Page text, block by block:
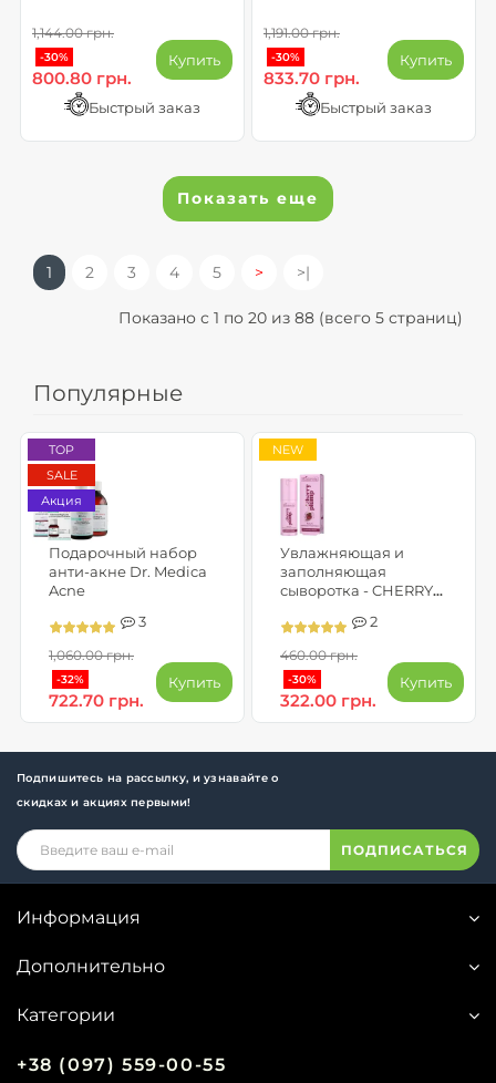
1,144.00 грн.
-30%
800.80 грн.
Купить
Быстрый заказ
1,191.00 грн.
-30%
833.70 грн.
Купить
Быстрый заказ
Показать еще
1 2 3 4 5 > >|
Показано с 1 по 20 из 88 (всего 5 страниц)
Популярные
TOP
SALE
Акция
Подарочный набор
анти-акне Dr. Medica
Acne
3
1,060.00 грн.
-32%
722.70 грн.
Купить
NEW
Увлажняющая и
заполняющая
сыворотка - CHERRY
2
460.00 грн.
-30%
322.00 грн.
Купить
Подпишитесь на рассылку, и узнавайте о
скидках и акциях первыми!
ПОДПИСАТЬСЯ
Информация
Дополнительно
Категории
+38 (097) 559-00-55